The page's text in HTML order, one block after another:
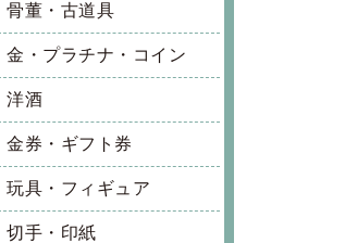
骨董・古道具
金・プラチナ・コイン
洋酒
金券・ギフト券
玩具・フィギュア
切手・印紙